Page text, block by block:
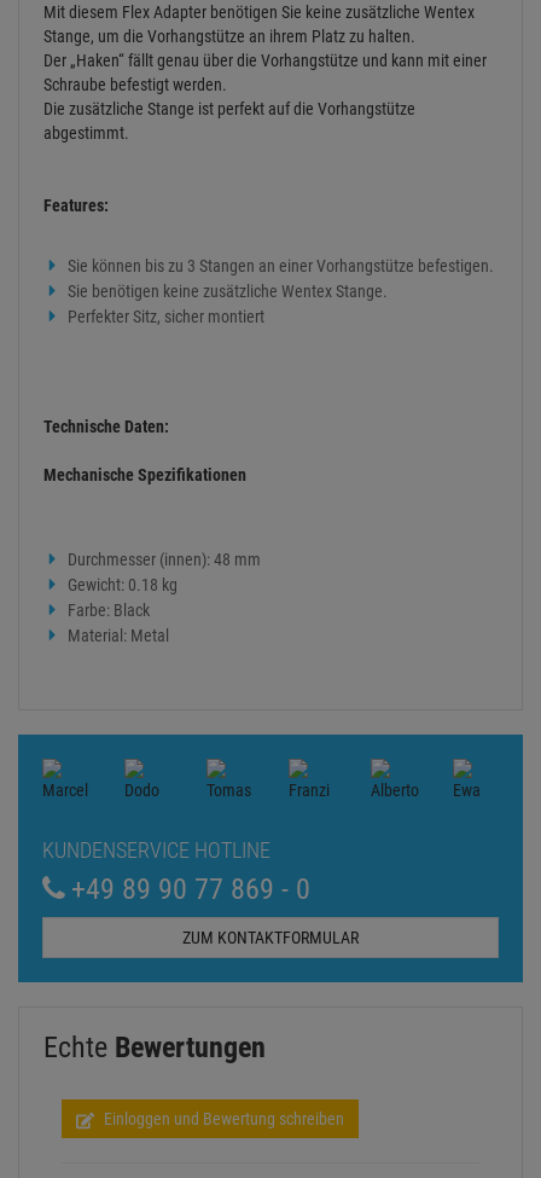
Mit diesem Flex Adapter benötigen Sie keine zusätzliche Wentex
Stange, um die Vorhangstütze an ihrem Platz zu halten.
Der „Haken“ fällt genau über die Vorhangstütze und kann mit einer
Schraube befestigt werden.
Die zusätzliche Stange ist perfekt auf die Vorhangstütze
abgestimmt.
Features:
Sie können bis zu 3 Stangen an einer Vorhangstütze befestigen.
Sie benötigen keine zusätzliche Wentex Stange.
Perfekter Sitz, sicher montiert
Technische Daten:
Mechanische Spezifikationen
Durchmesser (innen): 48 mm
Gewicht: 0.18 kg
Farbe: Black
Material: Metal
KUNDENSERVICE HOTLINE
+49 89 90 77 869 - 0
ZUM KONTAKTFORMULAR
Echte Bewertungen
Einloggen und Bewertung schreiben